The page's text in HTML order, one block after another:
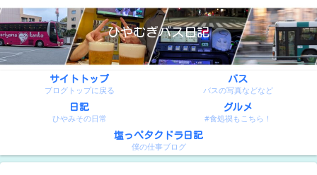
ひやむぎバス日記
サイトトップ
ブログトップに戻る
バス
バスの写真などなど
日記
ひやみその日常
グルメ
#食処禊もこちら！
塩っぺタクドラ日記
僕の仕事ブログ